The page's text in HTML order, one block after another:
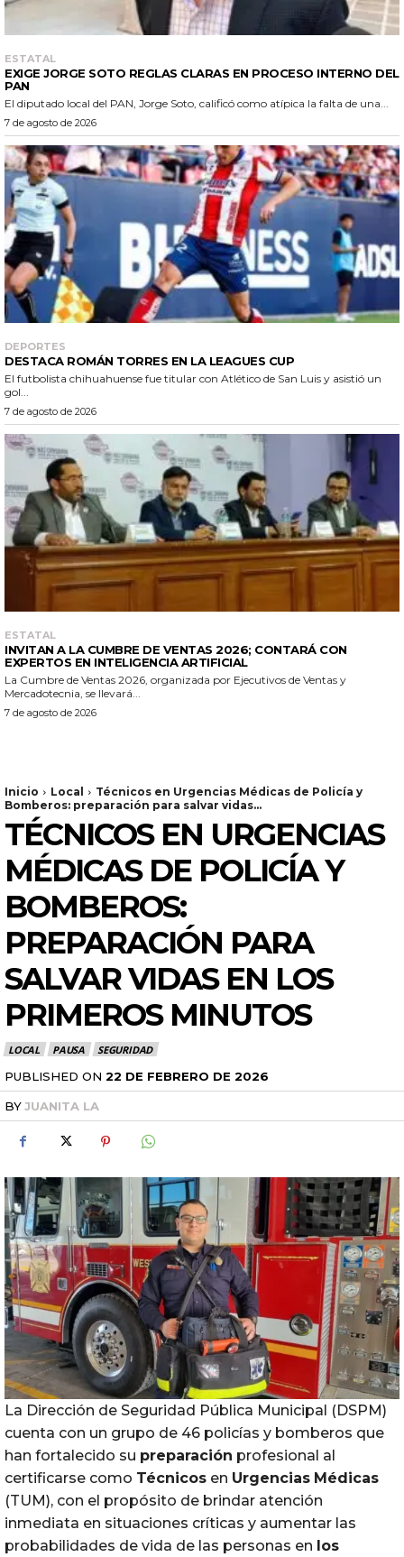
ESTATAL
EXIGE JORGE SOTO REGLAS CLARAS EN PROCESO INTERNO DEL
PAN
El diputado local del PAN, Jorge Soto, calificó como atípica la falta de una...
7 de agosto de 2026
DEPORTES
DESTACA ROMÁN TORRES EN LA LEAGUES CUP
El futbolista chihuahuense fue titular con Atlético de San Luis y asistió un
gol...
7 de agosto de 2026
ESTATAL
INVITAN A LA CUMBRE DE VENTAS 2026; CONTARÁ CON
EXPERTOS EN INTELIGENCIA ARTIFICIAL
La Cumbre de Ventas 2026, organizada por Ejecutivos de Ventas y
Mercadotecnia, se llevará...
7 de agosto de 2026